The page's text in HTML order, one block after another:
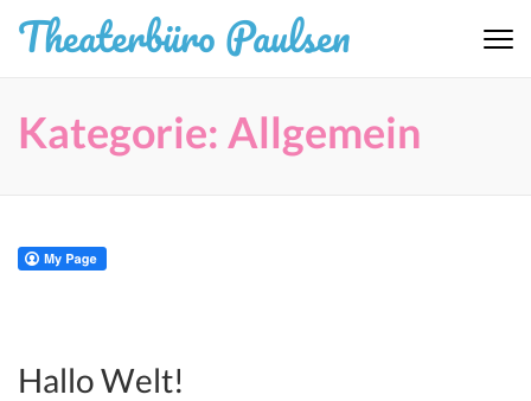
Inhalt
drücken)
Theaterbüro Paulsen
Kategorie: Allgemein
Hallo Welt!